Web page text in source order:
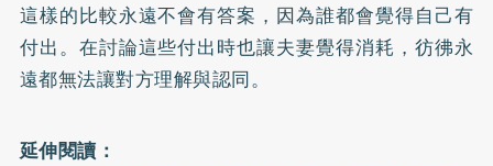
這樣的比較永遠不會有答案，因為誰都會覺得自己有
付出。在討論這些付出時也讓夫妻覺得消耗，彷彿永
遠都無法讓對方理解與認同。
延伸閱讀：